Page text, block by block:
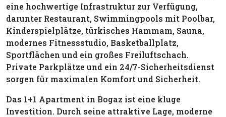
eine hochwertige Infrastruktur zur Verfügung,
darunter Restaurant, Swimmingpools mit Poolbar,
Kinderspielplätze, türkisches Hammam, Sauna,
modernes Fitnessstudio, Basketballplatz,
Sportflächen und ein großes Freiluftschach.
Private Parkplätze und ein 24/7-Sicherheitsdienst
sorgen für maximalen Komfort und Sicherheit.
Das 1+1 Apartment in Bogaz ist eine kluge
Investition. Durch seine attraktive Lage, moderne